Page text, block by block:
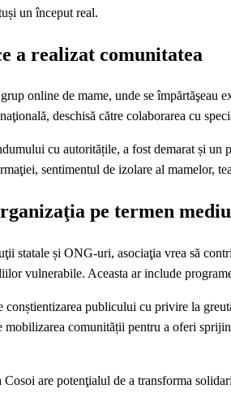
un început real.
a realizat comunitatea
online de mame, unde se
deschisă către colaborarea cu
cu autoritățile, a fost demarat și
sentimentul de izolare al mamelor,
pe termen
statale și ONG‑uri, asociaţia vrea să
vulnerabile. Aceasta ar include
conștientizarea publicului cu privire la
comunității pentru a oferi
are potenţialul de a transforma